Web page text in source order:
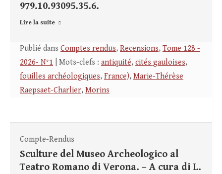
979.10.93095.35.6.
Lire la suite
Publié dans Comptes rendus, Recensions, Tome 128 -
2026- N°1 | Mots-clefs : antiquité, cités gauloises,
fouilles archéologiques, France), Marie-Thérèse
Raepsaet-Charlier, Morins
Compte-Rendus
Sculture del Museo Archeologico al
Teatro Romano di Verona. – A cura di L.